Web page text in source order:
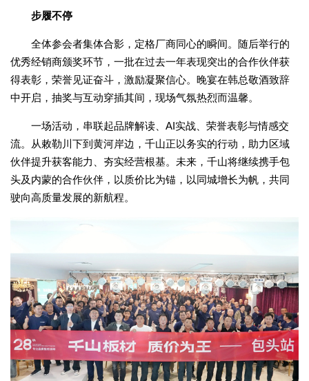
步履不停
全体参会者集体合影，定格厂商同心的瞬间。随后举行的
优秀经销商颁奖环节，一批在过去一年表现突出的合作伙伴获
得表彰，荣誉见证奋斗，激励凝聚信心。晚宴在韩总敬酒致辞
中开启，抽奖与互动穿插其间，现场气氛热烈而温馨。
一场活动，串联起品牌解读、AI实战、荣誉表彰与情感交
流。从敕勒川下到黄河岸边，千山正以务实的行动，助力区域
伙伴提升获客能力、夯实经营根基。未来，千山将继续携手包
头及内蒙的合作伙伴，以质价比为锚，以同城增长为帆，共同
驶向高质量发展的新航程。